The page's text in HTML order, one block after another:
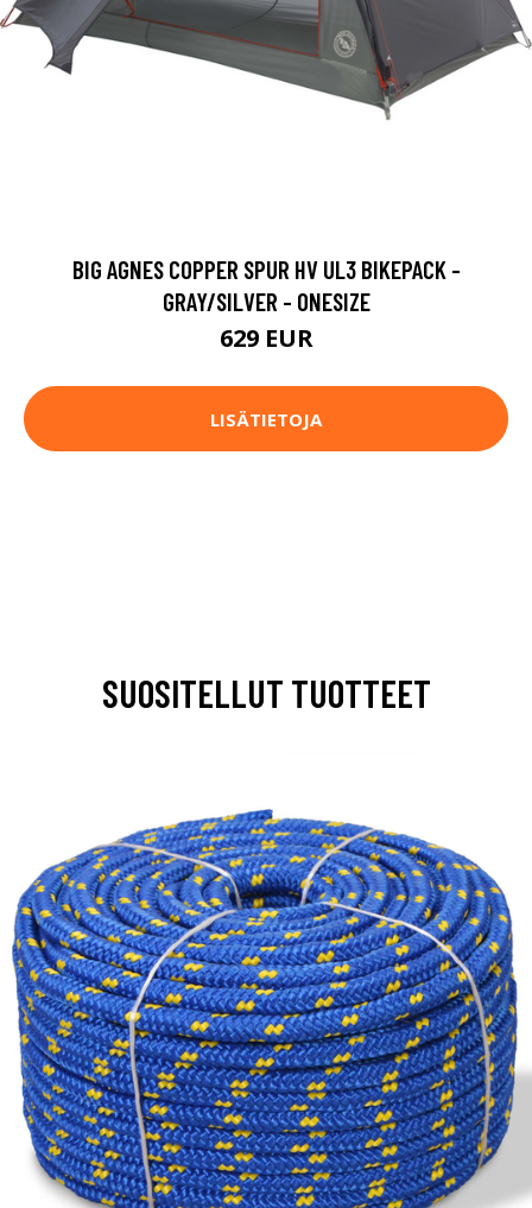
BIG AGNES COPPER SPUR HV UL3 BIKEPACK -
GRAY/SILVER - ONESIZE
629 EUR
LISÄTIETOJA
SUOSITELLUT TUOTTEET